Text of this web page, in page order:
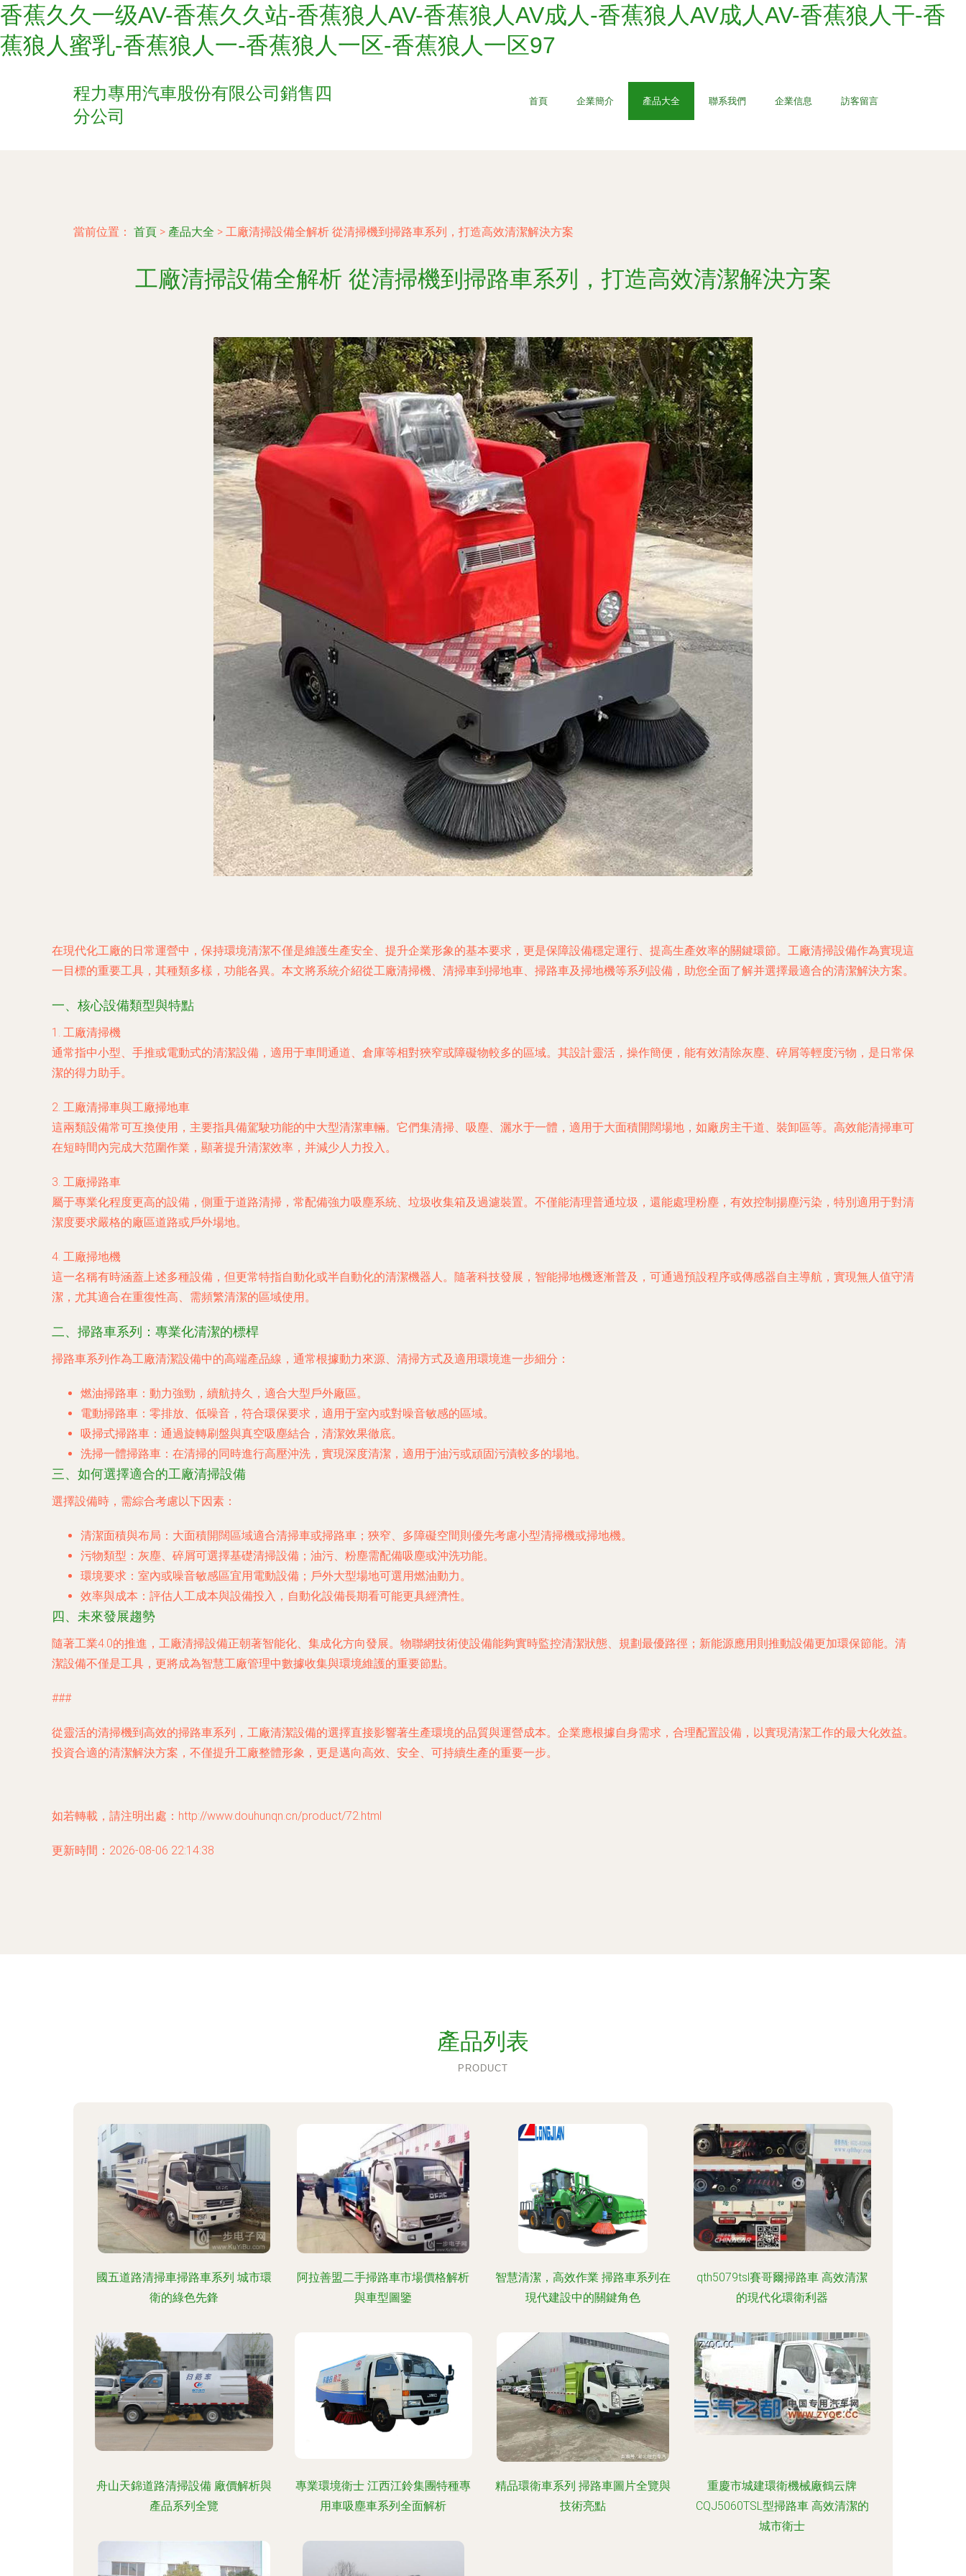
香蕉久久一级AV-香蕉久久站-香蕉狼人AV-香蕉狼人AV成人-香蕉狼人AV成人AV-香蕉狼人干-香
蕉狼人蜜乳-香蕉狼人一-香蕉狼人一区-香蕉狼人一区97
程力專用汽車股份有限公司銷售四
分公司
首頁 企業簡介 產品大全 聯系我們 企業信息 訪客留言
當前位置： 首頁 > 產品大全 > 工廠清掃設備全解析 從清掃機到掃路車系列，打造高效清潔解決方案
工廠清掃設備全解析 從清掃機到掃路車系列，打造高效清潔解決方案
在現代化工廠的日常運營中，保持環境清潔不僅是維護生產安全、提升企業形象的基本要求，更是保障設備穩定運行、提高生產效率的關鍵環節。工廠清掃設備作為實現這
一目標的重要工具，其種類多樣，功能各異。本文將系統介紹從工廠清掃機、清掃車到掃地車、掃路車及掃地機等系列設備，助您全面了解并選擇最適合的清潔解決方案。
一、核心設備類型與特點
1. 工廠清掃機
通常指中小型、手推或電動式的清潔設備，適用于車間通道、倉庫等相對狹窄或障礙物較多的區域。其設計靈活，操作簡便，能有效清除灰塵、碎屑等輕度污物，是日常保
潔的得力助手。
2. 工廠清掃車與工廠掃地車
這兩類設備常可互換使用，主要指具備駕駛功能的中大型清潔車輛。它們集清掃、吸塵、灑水于一體，適用于大面積開闊場地，如廠房主干道、裝卸區等。高效能清掃車可
在短時間內完成大范圍作業，顯著提升清潔效率，并減少人力投入。
3. 工廠掃路車
屬于專業化程度更高的設備，側重于道路清掃，常配備強力吸塵系統、垃圾收集箱及過濾裝置。不僅能清理普通垃圾，還能處理粉塵，有效控制揚塵污染，特別適用于對清
潔度要求嚴格的廠區道路或戶外場地。
4. 工廠掃地機
這一名稱有時涵蓋上述多種設備，但更常特指自動化或半自動化的清潔機器人。隨著科技發展，智能掃地機逐漸普及，可通過預設程序或傳感器自主導航，實現無人值守清
潔，尤其適合在重復性高、需頻繁清潔的區域使用。
二、掃路車系列：專業化清潔的標桿
掃路車系列作為工廠清潔設備中的高端產品線，通常根據動力來源、清掃方式及適用環境進一步細分：
燃油掃路車 ：動力強勁，續航持久，適合大型戶外廠區。
電動掃路車 ：零排放、低噪音，符合環保要求，適用于室內或對噪音敏感的區域。
吸掃式掃路車 ：通過旋轉刷盤與真空吸塵結合，清潔效果徹底。
洗掃一體掃路車 ：在清掃的同時進行高壓沖洗，實現深度清潔，適用于油污或頑固污漬較多的場地。
三、如何選擇適合的工廠清掃設備
選擇設備時，需綜合考慮以下因素：
清潔面積與布局 ：大面積開闊區域適合清掃車或掃路車；狹窄、多障礙空間則優先考慮小型清掃機或掃地機。
污物類型 ：灰塵、碎屑可選擇基礎清掃設備；油污、粉塵需配備吸塵或沖洗功能。
環境要求 ：室內或噪音敏感區宜用電動設備；戶外大型場地可選用燃油動力。
效率與成本 ：評估人工成本與設備投入，自動化設備長期看可能更具經濟性。
四、未來發展趨勢
隨著工業4.0的推進，工廠清掃設備正朝著智能化、集成化方向發展。物聯網技術使設備能夠實時監控清潔狀態、規劃最優路徑；新能源應用則推動設備更加環保節能。清
潔設備不僅是工具，更將成為智慧工廠管理中數據收集與環境維護的重要節點。
###
從靈活的清掃機到高效的掃路車系列，工廠清潔設備的選擇直接影響著生產環境的品質與運營成本。企業應根據自身需求，合理配置設備，以實現清潔工作的最大化效益。
投資合適的清潔解決方案，不僅提升工廠整體形象，更是邁向高效、安全、可持續生產的重要一步。
如若轉載，請注明出處：http://www.douhunqn.cn/product/72.html
更新時間：2026-08-06 22:14:38
產品列表
PRODUCT
國五道路清掃車掃路車系列 城市環
衛的綠色先鋒
阿拉善盟二手掃路車市場價格解析
與車型圖鑒
智慧清潔，高效作業 掃路車系列在
現代建設中的關鍵角色
qth5079tsl賽哥爾掃路車 高效清潔
的現代化環衛利器
舟山天錦道路清掃設備 廠價解析與
產品系列全覽
專業環境衛士 江西江鈴集團特種專
用車吸塵車系列全面解析
精品環衛車系列 掃路車圖片全覽與
技術亮點
重慶市城建環衛機械廠鶴云牌
CQJ5060TSL型掃路車 高效清潔的
城市衛士